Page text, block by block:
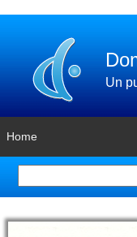
Un
Home